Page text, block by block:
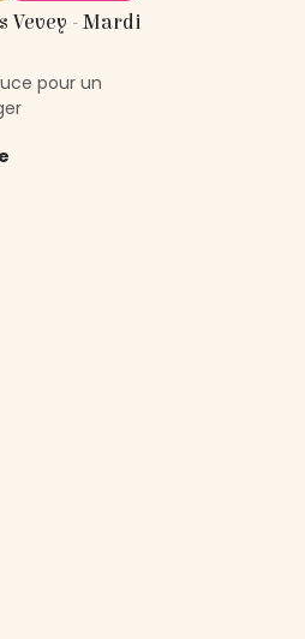
Vevey - Mardi
pour un